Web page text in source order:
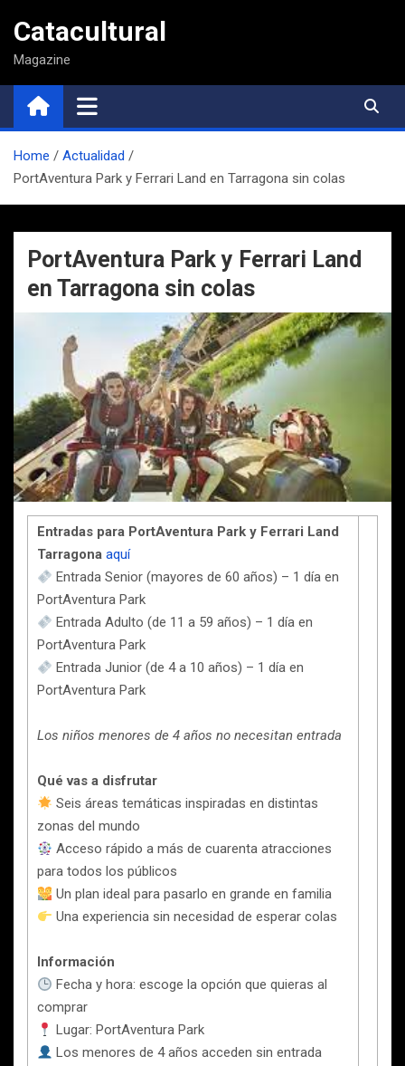
contenido
Catacultural
Magazine
Home
Actualidad
PortAventura Park y Ferrari Land en Tarragona sin colas
PortAventura Park y Ferrari Land
en Tarragona sin colas
Entradas para PortAventura Park y Ferrari Land
Tarragona aquí
Entrada Senior (mayores de 60 años) – 1 día en
PortAventura Park
Entrada Adulto (de 11 a 59 años) – 1 día en
PortAventura Park
Entrada Junior (de 4 a 10 años) – 1 día en
PortAventura Park
Los niños menores de 4 años no necesitan entrada
Qué vas a disfrutar
Seis áreas temáticas inspiradas en distintas
zonas del mundo
Acceso rápido a más de cuarenta atracciones
para todos los públicos
Un plan ideal para pasarlo en grande en familia
Una experiencia sin necesidad de esperar colas
Información
Fecha y hora: escoge la opción que quieras al
comprar
Lugar: PortAventura Park
Los menores de 4 años acceden sin entrada